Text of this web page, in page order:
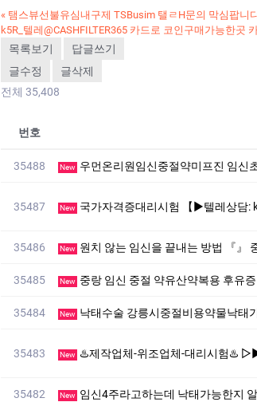
« 탬스뷰선불유심내구제 TSBusim 탤ㄹH문의 막심팝니
k5R_텔레@CASHFILTER365 카드로 코인구매가능한곳
목록보기
답글쓰기
글수정
글삭제
전체 35,408
번호
35488 New 우먼온리원임신중절약미프진 임신
35487 New 국가자격증대리시험 【▶텔레상담: km268 】【▶텔레: +8210-2452-
35486 New 원치 않는 임신을 끝내는 방법 『』
35485 New 중랑 임신 중절 약유산약복용 후유증
35484 New 낙태수술 강릉시중절비용약물낙태
35483 New ♨️제작업체-위조업체-대리시험♨️ ▷▶텔레: muu4466」♨️#면허증위조 #
35482 New 임신4주라고하는데 낙태가능한지